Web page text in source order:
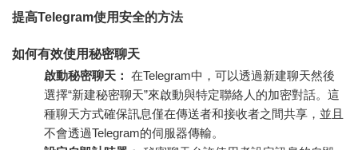
提高Telegram使用安全的方法
如何有效使用秘密聊天
啟動秘密聊天： 在Telegram中，可以透過新建聊天然後
選擇“新建秘密聊天”來啟動與特定聯絡人的加密對話。這
種聊天方式確保訊息僅在傳送者和接收者之間共享，並且
不會透過Telegram的伺服器傳輸。